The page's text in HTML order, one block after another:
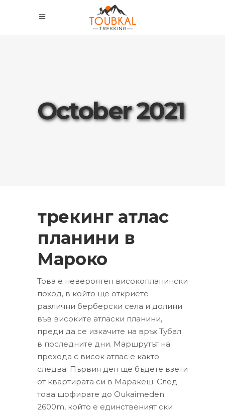
October 2021
трекинг атлас
планини в
Мароко
Това е невероятен високопланински
поход, в който ще откриете
различни берберски села и долини
във високите атласки планини,
преди да се изкачите на връх Тубал
в последните дни. Маршрутът на
прехода с висок атлас е както
следва: Първия ден ще бъдете взети
от квартирата си в Маракеш. След
това шофирате до Oukaimeden
2600m, който е единственият ски